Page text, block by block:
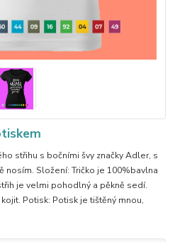
střihu s bočními švy značky Adler, s
Složení: Tričko je 100%bavlna
je velmi pohodlný a pěkně sedí.
Potisk: Potisk je tištěný mnou,